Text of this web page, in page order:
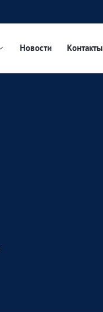
Новости Контакты